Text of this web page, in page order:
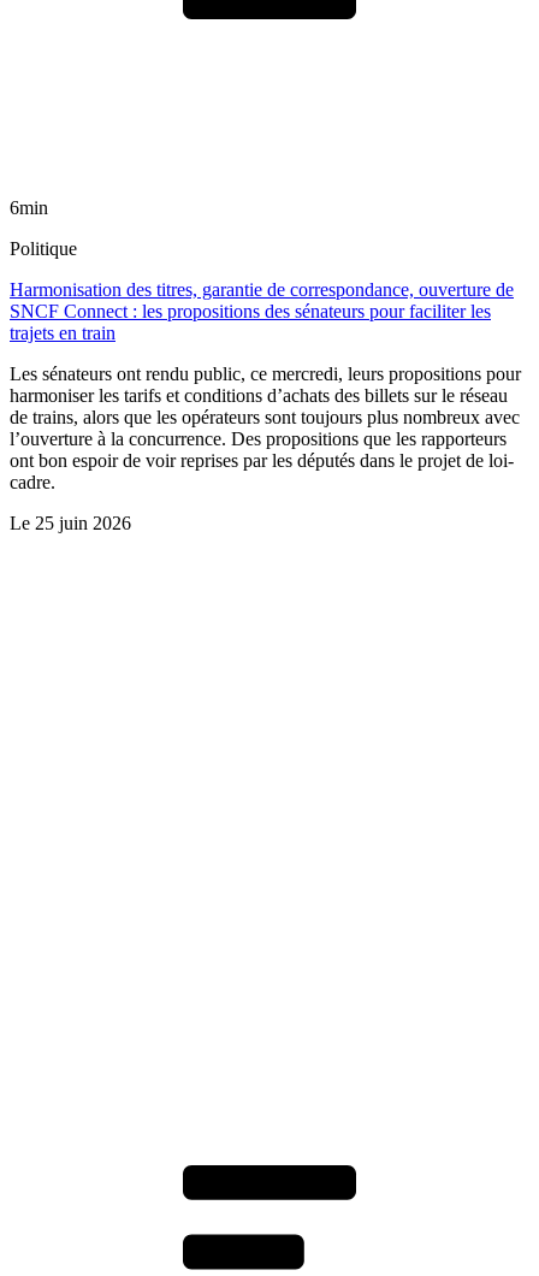
6min
Politique
Harmonisation des titres, garantie de correspondance, ouverture de
SNCF Connect : les propositions des sénateurs pour faciliter les
trajets en train
Les sénateurs ont rendu public, ce mercredi, leurs propositions pour
harmoniser les tarifs et conditions d’achats des billets sur le réseau
de trains, alors que les opérateurs sont toujours plus nombreux avec
l’ouverture à la concurrence. Des propositions que les rapporteurs
ont bon espoir de voir reprises par les députés dans le projet de loi-
cadre.
Le 25 juin 2026